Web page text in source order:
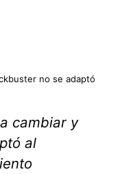
no se adaptó
cambiar y
al